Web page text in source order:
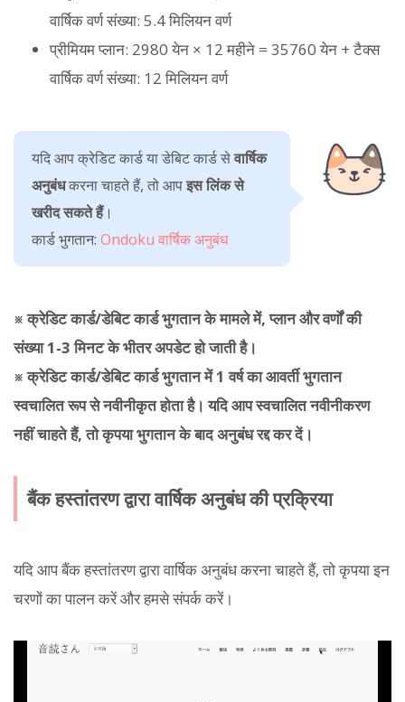
वार्षिक वर्ण संख्या: 5.4 मिलियन वर्ण
प्रीमियम प्लान: 2980 येन × 12 महीने = 35760 येन + टैक्स
वार्षिक वर्ण संख्या: 12 मिलियन वर्ण
यदि आप क्रेडिट कार्ड या डेबिट कार्ड सेवार्षिक
अनुबंधकरना चाहते हैं, तो आपइसलिंक से
खरीद सकते हैं।
कार्ड भुगतान: Ondoku वार्षिक अनुबंध
※ क्रेडिट कार्ड/डेबिट कार्ड भुगतान के मामले में, प्लान और वर्णों की
संख्या 1-3 मिनट के भीतर अपडेट हो जाती है।
※ क्रेडिट कार्ड/डेबिट कार्ड भुगतान में 1 वर्ष का आवर्ती भुगतान
स्वचालित रूप से नवीनीकृत होता है। यदि आप स्वचालित नवीनीकरण
नहीं चाहते हैं, तो कृपया भुगतान के बाद अनुबंध रद्द कर दें।
बैंक हस्तांतरण द्वारा वार्षिक अनुबंध की प्रक्रिया
यदि आप बैंक हस्तांतरण द्वारा वार्षिक अनुबंध करना चाहते हैं, तो कृपया इन
चरणों का पालन करें और हमसे संपर्क करें।